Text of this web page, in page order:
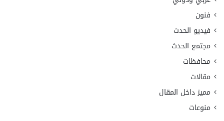
فنون
فيديو الحدث
مجتمع الحدث
محافظات
مقالات
مميز داخل المقال
منوعات